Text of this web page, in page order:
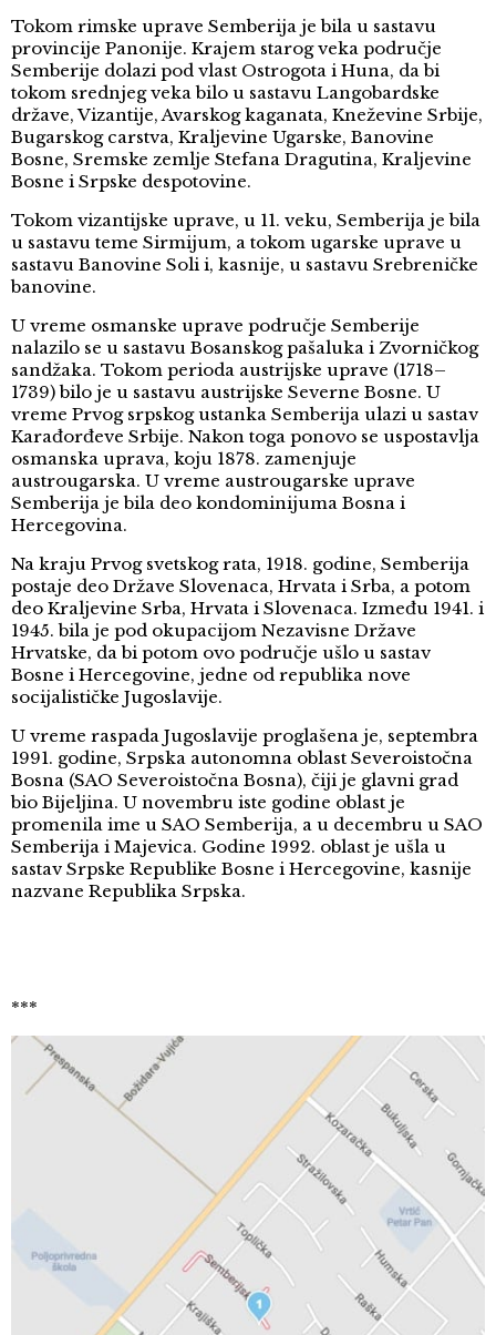
Tokom rimske uprave Semberija je bila u sastavu
provincije Panonije. Krajem starog veka područje
Semberije dolazi pod vlast Ostrogota i Huna, da bi
tokom srednjeg veka bilo u sastavu Langobardske
države, Vizantije, Avarskog kaganata, Kneževine Srbije,
Bugarskog carstva, Kraljevine Ugarske, Banovine
Bosne, Sremske zemlje Stefana Dragutina, Kraljevine
Bosne i Srpske despotovine.
Tokom vizantijske uprave, u 11. veku, Semberija je bila
u sastavu teme Sirmijum, a tokom ugarske uprave u
sastavu Banovine Soli i, kasnije, u sastavu Srebreničke
banovine.
U vreme osmanske uprave područje Semberije
nalazilo se u sastavu Bosanskog pašaluka i Zvorničkog
sandžaka. Tokom perioda austrijske uprave (1718–
1739) bilo je u sastavu austrijske Severne Bosne. U
vreme Prvog srpskog ustanka Semberija ulazi u sastav
Karađorđeve Srbije. Nakon toga ponovo se uspostavlja
osmanska uprava, koju 1878. zamenjuje
austrougarska. U vreme austrougarske uprave
Semberija je bila deo kondominijuma Bosna i
Hercegovina.
Na kraju Prvog svetskog rata, 1918. godine, Semberija
postaje deo Države Slovenaca, Hrvata i Srba, a potom
deo Kraljevine Srba, Hrvata i Slovenaca. Između 1941. i
1945. bila je pod okupacijom Nezavisne Države
Hrvatske, da bi potom ovo područje ušlo u sastav
Bosne i Hercegovine, jedne od republika nove
socijalističke Jugoslavije.
U vreme raspada Jugoslavije proglašena je, septembra
1991. godine, Srpska autonomna oblast Severoistočna
Bosna (SAO Severoistočna Bosna), čiji je glavni grad
bio Bijeljina. U novembru iste godine oblast je
promenila ime u SAO Semberija, a u decembru u SAO
Semberija i Majevica. Godine 1992. oblast je ušla u
sastav Srpske Republike Bosne i Hercegovine, kasnije
nazvane Republika Srpska.
***